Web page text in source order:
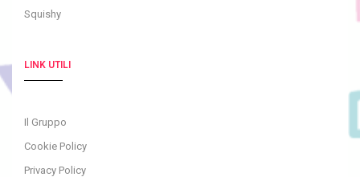
Squishy
LINK UTILI
Il Gruppo
Cookie Policy
Privacy Policy